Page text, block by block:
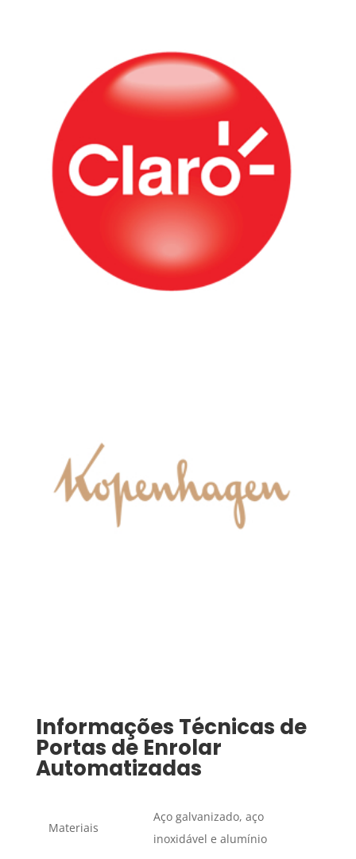
Informações Técnicas de
Portas de Enrolar
Automatizadas
Materiais
Aço galvanizado, aço
inoxidável e alumínio